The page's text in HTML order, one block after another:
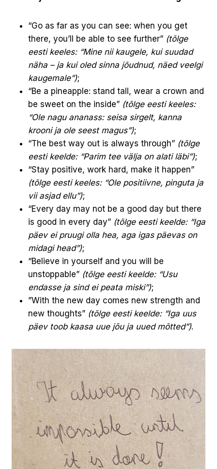
“Go as far as you can see: when you get
there, you’ll be able to see further” (tõlge
eesti keeles: “Mine nii kaugele, kui suudad
näha – ja kui oled sinna jõudnud, näed veelgi
kaugemale”);
“Be a pineapple: stand tall, wear a crown and
be sweet on the inside” (tõlge eesti keeles:
“Ole nagu ananass: seisa sirgelt, kanna
krooni ja ole seest magus”);
“The best way out is always through” (tõlge
eesti keelde: “Parim tee välja on alati läbi”);
“Stay positive, work hard, make it happen”
(tõlge eesti keeles: “Ole positiivne, pinguta ja
vii asjad ellu”);
“Every day may not be a good day but there
is good in every day” (tõlge eesti keelde: “Iga
päev ei pruugi olla hea, aga igas päevas on
midagi head”);
“Believe in yourself and you will be
unstoppable” (tõlge eesti keelde: “Usu
endasse ja sind ei peata miski”);
”With the new day comes new strength and
new thoughts” (tõlge eesti keelde: “Iga uus
päev toob kaasa uue jõu ja uued mõtted”).